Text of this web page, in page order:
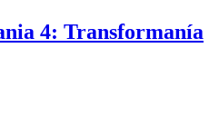
4: Transformanía